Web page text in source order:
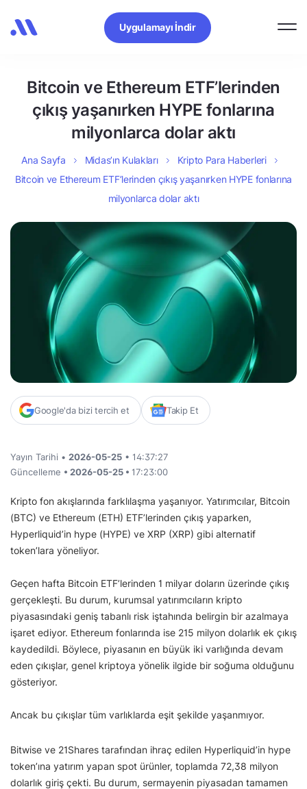
Uygulamayı İndir
Bitcoin ve Ethereum ETF’lerinden
çıkış yaşanırken HYPE fonlarına
milyonlarca dolar aktı
Ana Sayfa Midas’ın Kulakları
Kripto Para Haberleri
Bitcoin ve Ethereum ETF’lerinden çıkış yaşanırken HYPE fonlarına
milyonlarca dolar aktı
Google'da bizi tercih et Takip Et
Yayın Tarihi • 2026-05-25 • 14:37:27
Güncelleme • 2026-05-25 • 17:23:00
Kripto fon akışlarında farklılaşma yaşanıyor. Yatırımcılar, Bitcoin
(BTC) ve Ethereum (ETH) ETF’lerinden çıkış yaparken,
Hyperliquid’in hype (HYPE) ve XRP (XRP) gibi alternatif
token’lara yöneliyor.
Geçen hafta Bitcoin ETF’lerinden 1 milyar doların üzerinde çıkış
gerçekleşti. Bu durum, kurumsal yatırımcıların kripto
piyasasındaki geniş tabanlı risk iştahında belirgin bir azalmaya
işaret ediyor. Ethereum fonlarında ise 215 milyon dolarlık ek çıkış
kaydedildi. Böylece, piyasanın en büyük iki varlığında devam
eden çıkışlar, genel kriptoya yönelik ilgide bir soğuma olduğunu
gösteriyor.
Ancak bu çıkışlar tüm varlıklarda eşit şekilde yaşanmıyor.
Bitwise ve 21Shares tarafından ihraç edilen Hyperliquid’in hype
token’ına yatırım yapan spot ürünler, toplamda 72,38 milyon
dolarlık giriş çekti. Bu durum, sermayenin piyasadan tamamen